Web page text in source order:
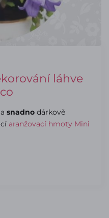
láhve
a snadno dárkově
aranžovací hmoty Mini